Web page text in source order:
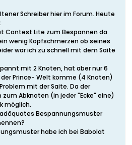
Schreiber hier im Forum. Heute
Contest Lite zum Bespannen da.
wenig Kopfschmerzen ob seines
war ich zu schnell mit dem Saite
mit 2 Knoten, hat aber nur 6
der Prince- Welt komme (4 Knoten)
mit der Saite. Da der
zum Abknoten (in jeder "Ecke" eine)
möglich.
Bespannungsmuster
habe ich bei Babolat